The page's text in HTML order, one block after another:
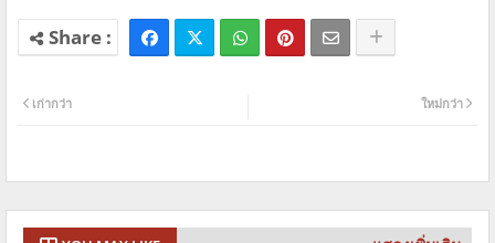
ใหม่กว่า
เก่ากว่า